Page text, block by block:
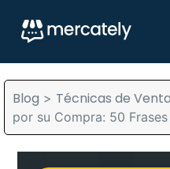
Blog > Técnicas de
por su Compra: 50